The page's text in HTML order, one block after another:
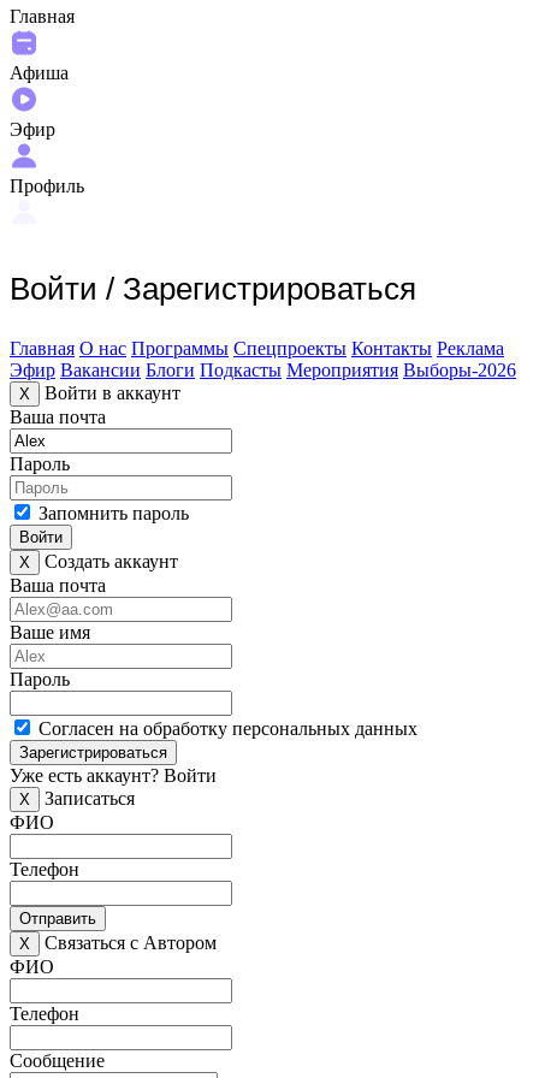
Главная
Афиша
Эфир
Профиль
Войти / Зарегистрироваться
Главная О нас Программы Спецпроекты Контакты Реклама
Эфир Вакансии Блоги Подкасты Мероприятия Выборы-2026
X
Войти в аккаунт
Ваша почта
Пароль
Запомнить пароль
Войти
X
Создать аккаунт
Ваша почта
Ваше имя
Пароль
Согласен на обработку персональных данных
Зарегистрироваться
Уже есть аккаунт? Войти
X
Записаться
ФИО
Телефон
Отправить
X
Связаться с Автором
ФИО
Телефон
Сообщение